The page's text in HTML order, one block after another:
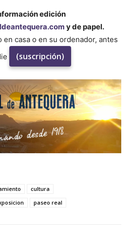
edición
y de papel.
en casa o en su ordenador, antes
(suscripción)
cultura
paseo real